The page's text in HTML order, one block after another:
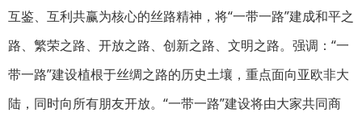
互鉴、互利共赢为核心的丝路精神，将“一带一路”建成和平之
路、繁荣之路、开放之路、创新之路、文明之路。强调：“一
带一路”建设植根于丝绸之路的历史土壤，重点面向亚欧非大
陆，同时向所有朋友开放。“一带一路”建设将由大家共同商